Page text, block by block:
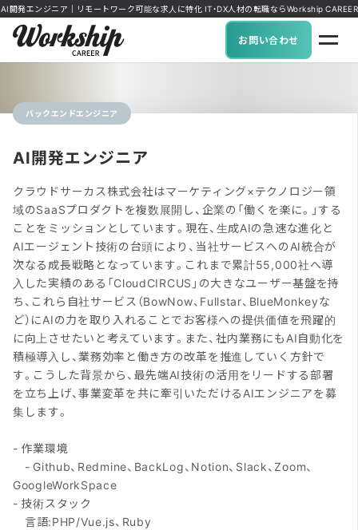
AI開発エンジニア｜リモートワーク可能な求人に特化 IT・DX人材の転職ならWorkship CAREER
お問い合わせ
バックエンドエンジニア
AI開発エンジニア
クラウドサーカス株式会社はマーケティング×テクノロジー領
域のSaaSプロダクトを複数展開し、企業の「働くを楽に。」する
ことをミッションとしています。現在、生成AIの急速な進化と
AIエージェント技術の台頭により、当社サービスへのAI統合が
次なる成長戦略となっています。これまで累計55,000社へ導
入した実績のある「CloudCIRCUS」の大きなユーザー基盤を持
ち、これら自社サービス（BowNow、Fullstar、BlueMonkeyな
ど）にAIの力を取り入れることでお客様への提供価値を飛躍的
に向上させたいと考えています。また、社内業務にもAI自動化を
積極導入し、業務効率と働き方の改革を推進していく方針で
す。こうした背景から、最先端AI技術の活用をリードする部署
を立ち上げ、事業変革を共に牽引いただけるAIエンジニアを募
集します。
- 作業環境
- Github、Redmine、BackLog、Notion、Slack、Zoom、
GoogleWorkSpace
- 技術スタック
言語:PHP/Vue.js、Ruby